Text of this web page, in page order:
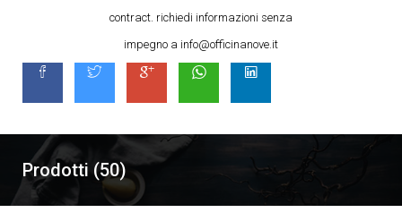
contract. richiedi informazioni senza
impegno a info@officinanove.it
Prodotti (50)